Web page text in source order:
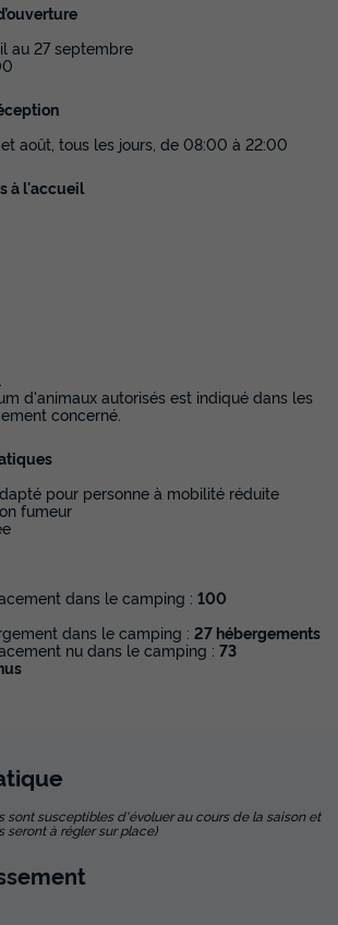
6 personnes - Mobilhome
GALA - 3 chambres - SAMEDI
Adultes
- Mobilhome PRIVILEGE - GALA -
au21/09/2026
7 nuits
434 €
Voir les disponibilités
- 2 chambres -
au 27 septembre
août, tous les jours, de 08:00 à 22:00
à l'accueil
d'animaux autorisés est indiqué dans les
concerné.
pour personne à mobilité réduite
fumeur
dans le camping : 100
dans le camping : 27 hébergements
nu dans le camping : 73
sont susceptibles d'évoluer au cours de la saison et
à régler sur place)